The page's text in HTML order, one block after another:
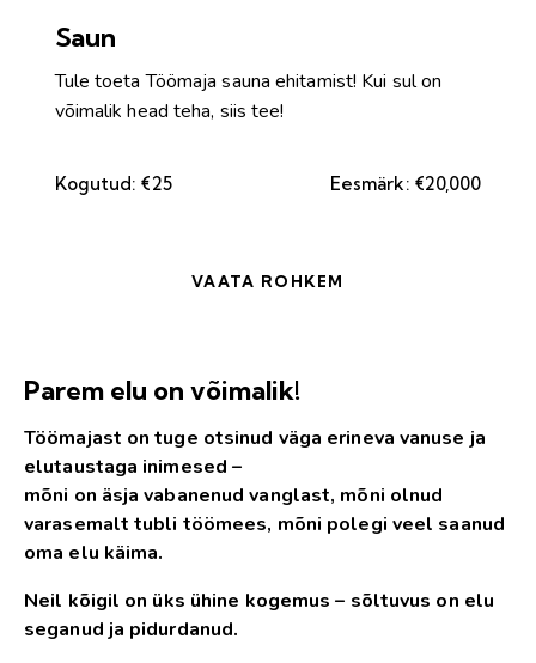
Saun
Tule toeta Töömaja sauna ehitamist! Kui sul on
võimalik head teha, siis tee!
Kogutud: €25 Eesmärk: €20,000
VAATA ROHKEM
Parem elu on võimalik!
Töömajast on tuge otsinud väga erineva vanuse ja
elutaustaga inimesed –
mõni on äsja vabanenud vanglast, mõni olnud
varasemalt tubli töömees, mõni polegi veel saanud
oma elu käima.
Neil kõigil on üks ühine kogemus – sõltuvus on elu
seganud ja pidurdanud.